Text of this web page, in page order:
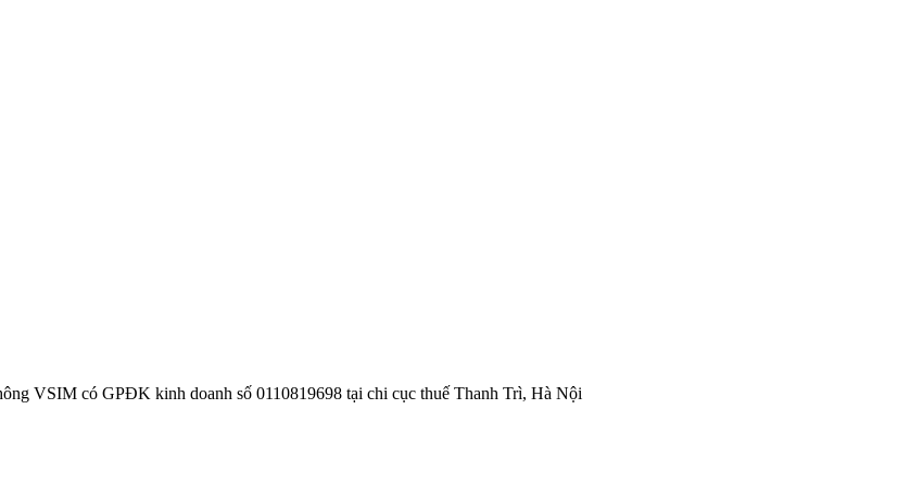
VSIM có GPĐK kinh doanh số 0110819698 tại chi cục thuế Thanh Trì, Hà Nội